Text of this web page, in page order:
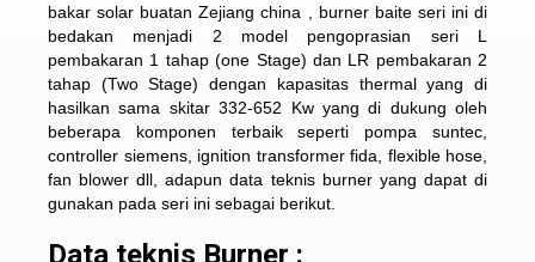
bakar solar buatan Zejiang china , burner baite seri ini di
bedakan menjadi 2 model pengoprasian seri L
pembakaran 1 tahap (one Stage) dan LR pembakaran 2
tahap (Two Stage) dengan kapasitas thermal yang di
hasilkan sama skitar 332-652 Kw yang di dukung oleh
beberapa komponen terbaik seperti pompa suntec,
controller siemens, ignition transformer fida, flexible hose,
fan blower dll, adapun data teknis burner yang dapat di
gunakan pada seri ini sebagai berikut.
Data teknis Burner :